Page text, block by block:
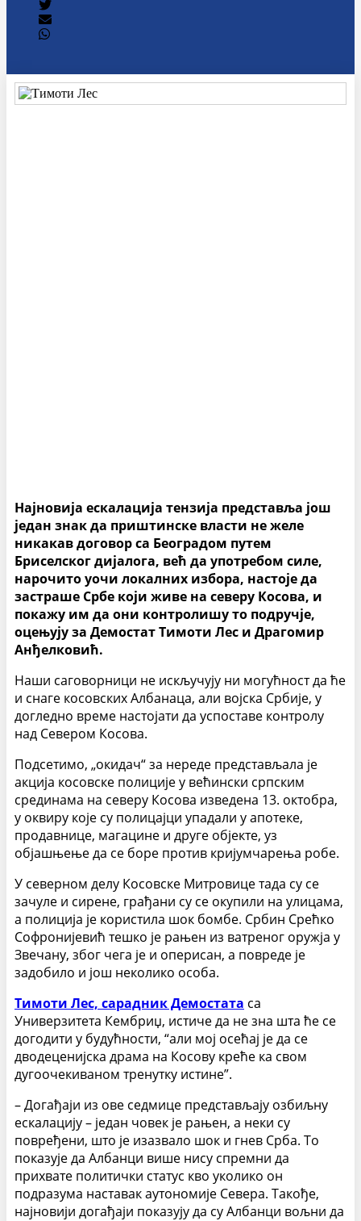
Најновија ескалација тензија представља још
један знак да приштинске власти не желе
никакав договор са Београдом путем
Бриселског дијалога, већ да употребом силе,
нарочито уочи локалних избора, настоје да
застраше Србе који живе на северу Косова, и
покажу им да они контролишу то подручје,
оцењују за Демостат Тимоти Лес и Драгомир
Анђелковић.
Наши саговорници не искључују ни могућност да ће
и снаге косовских Албанаца, али војска Србије, у
догледно време настојати да успоставе контролу
над Севером Косова.
Подсетимо, „окидач“ за нереде представљала је
акција косовске полиције у већински српским
срединама на северу Косова изведена 13. октобра,
у оквиру које су полицајци упадали у апотеке,
продавнице, магацине и друге објекте, уз
објашњење да се боре против кријумчарења робе.
У северном делу Косовске Митровице тада су се
зачуле и сирене, грађани су се окупили на улицама,
а полиција је користила шок бомбе. Србин Срећко
Софронијевић тешко је рањен из ватреног оружја у
Звечану, због чега је и оперисан, а повреде је
задобило и још неколико особа.
Тимоти Лес, сарадник Демостата са
Универзитета Кембриџ, истиче да не зна шта ће се
догодити у будућности, “али мој осећај је да се
дводеценијска драма на Косову креће ка свом
дугоочекиваном тренутку истине”.
– Догађаји из ове седмице представљају озбиљну
ескалацију – један човек је рањен, а неки су
повређени, што је изазвало шок и гнев Срба. То
показује да Албанци више нису спремни да
прихвате политички статус кво уколико он
подразума наставак аутономије Севера. Такође,
најновији догађаји показују да су Албанци вољни да